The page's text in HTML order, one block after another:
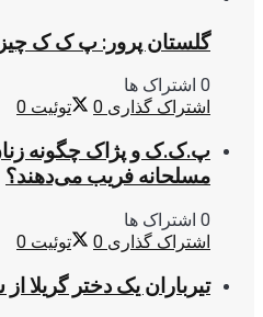
گلستان پرور: پ ک ک
0 اشتراک ها
اشتراک گذاری 0 توئیت 0
پ.ک.ک و پژاک چگونه
مسلحانه فریب می‌دهند؟
0 اشتراک ها
اشتراک گذاری 0 توئیت 0
تیرباران یک دختر